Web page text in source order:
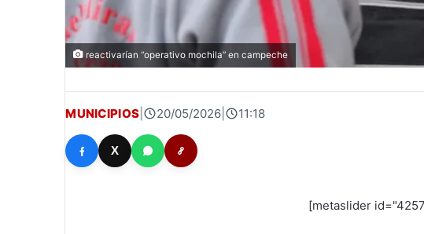
reactivarían “operativo mochila” en campeche
MUNICIPIOS 20/05/2026 11:18
X
[metaslider